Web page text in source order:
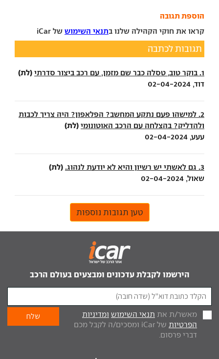
הוספת תגובה
קראו את חוקי הקהילה שלנו בתנאי השימוש של iCar
תגובות לכתבה
1. בוקר טוב, טסלה כבר שם מזמן, עם רכב ביצור סדרתי (לת)
דוד, 02-04-2024
2. למישהו פעם נתקע המחשב? הפלאפון? היה צריך לכבות
ולהדליק? בהצלחה עם הרכב האוטונומי (לת)
עעע, 02-04-2024
3. גם לאשתי יש רשיון והיא לא יודעת לנהוג. (לת)
שאול, 02-04-2024
טען תגובות נוספות
הירשמו לקבלת עדכונים ומבצעים בעולם הרכב
מאשר/ת את תנאי השימוש ומדיניות
הפרטיות
של iCar ומסכים/ה לקבל מכם
דברי פרסום.